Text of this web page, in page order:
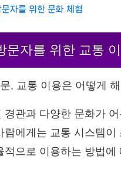
자를 위한 문화 체험
문자를 위한 교통
, 교통 이용은 어떻게
경관과 다양한 문화가
람에게는 교통 시스템
적으로 이용하는 방법에